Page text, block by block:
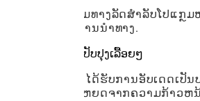
ຕັ້ງປຸ່ມທາງລັດສໍາລັບໂປແກຼ
ໃນການນໍາທາງ.
ການປັບປຸງເລື້ອຍໆ
app ໄດ້ຮັບການອັບເດດເ
ປະໂຫຍດຈາກຄວາມກ້າວຫ